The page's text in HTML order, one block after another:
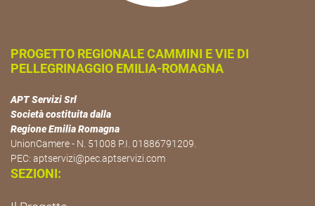
PROGETTO REGIONALE CAMMINI E VIE DI
PELLEGRINAGGIO EMILIA-ROMAGNA
APT Servizi Srl
Società costituita dalla
Regione Emilia Romagna
UnionCamere - N. 51008 P.I. 01886791209.
PEC: aptservizi@pec.aptservizi.com
SEZIONI: